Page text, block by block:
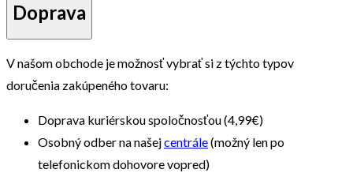
Doprava
V našom obchode je možnosť vybrať si z týchto typov
doručenia zakúpeného tovaru:
Doprava kuriérskou spoločnosťou (4,99€)
Osobný odber na našejcentrále(možný len po
telefonickom dohovore vopred)